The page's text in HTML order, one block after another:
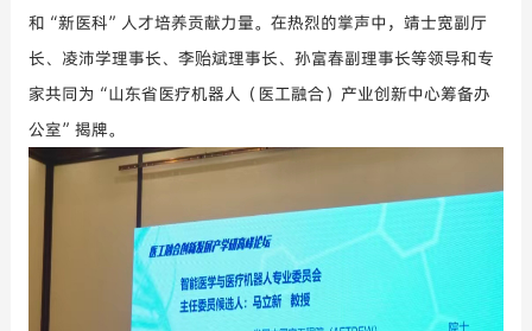
和 “新医科”人才培养贡献力量。在热烈的掌声中，靖士宽副厅
长、 凌沛学理事长、李贻斌理事长、孙富春副理事长等领导和专
家共同为 “山东省医疗机器人（医工融合）产业创新中心筹备办
公室”揭牌。